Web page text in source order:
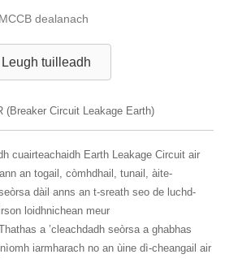
MCCB dealanach
Leugh tuilleadh
(Breaker Circuit Leakage Earth)
cuairteachaidh Earth Leakage Circuit air
an togail, còmhdhail, tunail, àite-
dàil anns an t-sreath seo de luchd-
loidhnichean meur
a ’cleachdadh seòrsa a ghabhas
iarmharach no an ùine dì-cheangail air